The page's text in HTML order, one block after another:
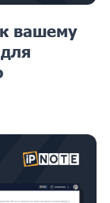
вашему